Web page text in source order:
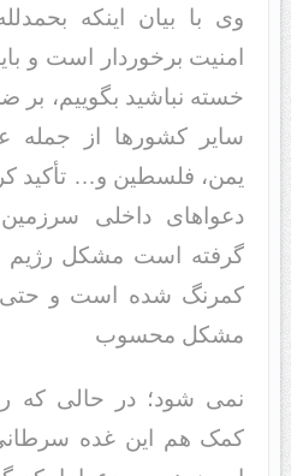
وی با بیان اینکه
امنیت برخوردار است و
خسته نباشید بگوییم،
سایر کشورها از جمله
یمن، فلسطین و… تأکید
دعواهای داخلی
گرفته است مشکل رژیم
کمرنگ شده است و حتی
مشکل محسوب
نمی شود؛ در حالی که
کمک هم این غده سرطانی